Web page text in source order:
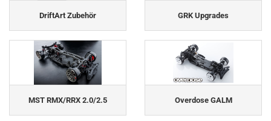
DriftArt Zubehör GRK Upgrades
MST RMX/RRX 2.0/2.5 Overdose GALM